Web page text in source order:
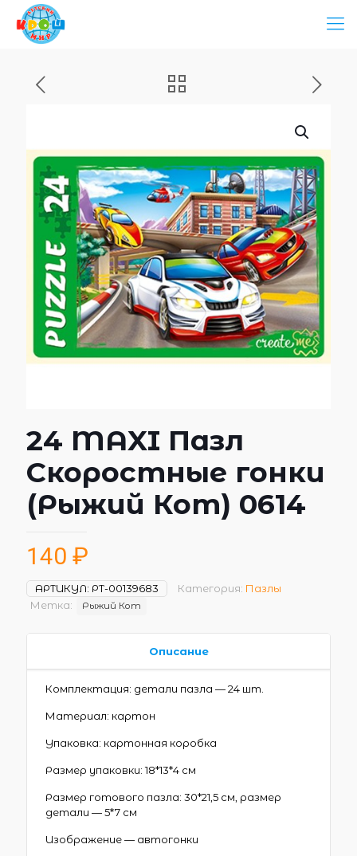
24 MAXI Пазл
Скоростные гонки
(Рыжий Кот) 0614
140 ₽
АРТИКУЛ: РТ-00139683 Категория: Пазлы
Метка:
Рыжий Кот
Описание
Комплектация: детали пазла — 24 шт.
Материал: картон
Упаковка: картонная коробка
Размер упаковки: 18*13*4 см
Размер готового пазла: 30*21,5 см, размер
детали — 5*7 см
Изображение — автогонки